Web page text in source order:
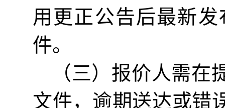
用更正公告后最新
件。
（三） 报价人需在
文件，逾期送达或错